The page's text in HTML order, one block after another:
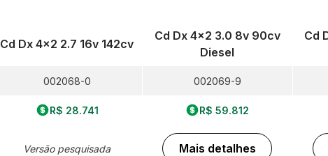
Cd Dx 4x2 2.7 16v 142cv
002068-0
R$ 28.741
Versão pesquisada
Cd Dx 4x2 3.0 8v 90cv
Diesel
002069-9
R$ 59.812
Mais detalhes
Cd